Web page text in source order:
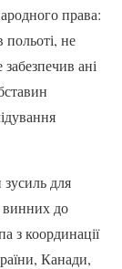
права:
польоті, не
ані
для
винних до
з координації
Канади,